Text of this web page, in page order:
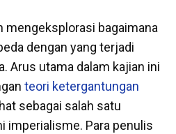
mengeksplorasi bagaimana
dengan yang terjadi
Arus utama dalam kajian ini
teori ketergantungan
sebagai salah satu
imperialisme. Para penulis